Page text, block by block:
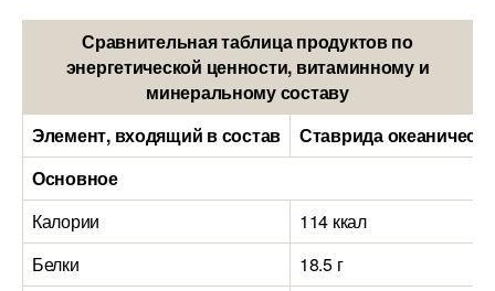
Сравнительная таблица продуктов по
энергетической ценности, витаминному и
минеральному составу
Элемент, входящий в состав
Ставрида
Основное
Калории
114 ккал
Белки
18.5 г